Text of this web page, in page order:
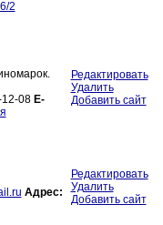
2
08 E-
Редактировать
Удалить
Добавить сайт
Адрес:
Редактировать
Удалить
Добавить сайт